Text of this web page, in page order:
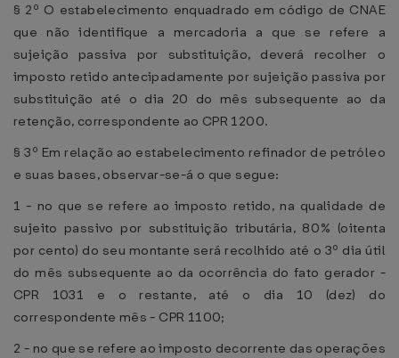
§ 2º O estabelecimento enquadrado em código de CNAE
que não identifique a mercadoria a que se refere a
sujeição passiva por substituição, deverá recolher o
imposto retido antecipadamente por sujeição passiva por
substituição até o dia 20 do mês subsequente ao da
retenção, correspondente ao CPR 1200.
§ 3º Em relação ao estabelecimento refinador de petróleo
e suas bases, observar-se-á o que segue:
1 - no que se refere ao imposto retido, na qualidade de
sujeito passivo por substituição tributária, 80% (oitenta
por cento) do seu montante será recolhido até o 3º dia útil
do mês subsequente ao da ocorrência do fato gerador -
CPR 1031 e o restante, até o dia 10 (dez) do
correspondente mês - CPR 1100;
2 - no que se refere ao imposto decorrente das operações